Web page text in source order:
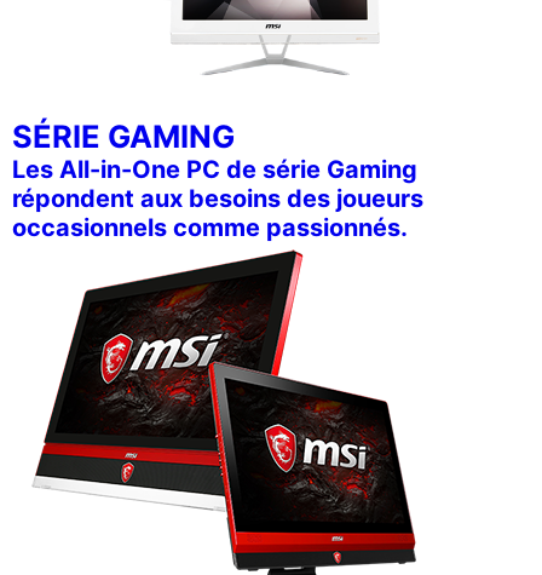
SÉRIE GAMING
Les All-in-One PC de série Gaming
répondent aux besoins des joueurs
occasionnels comme passionnés.